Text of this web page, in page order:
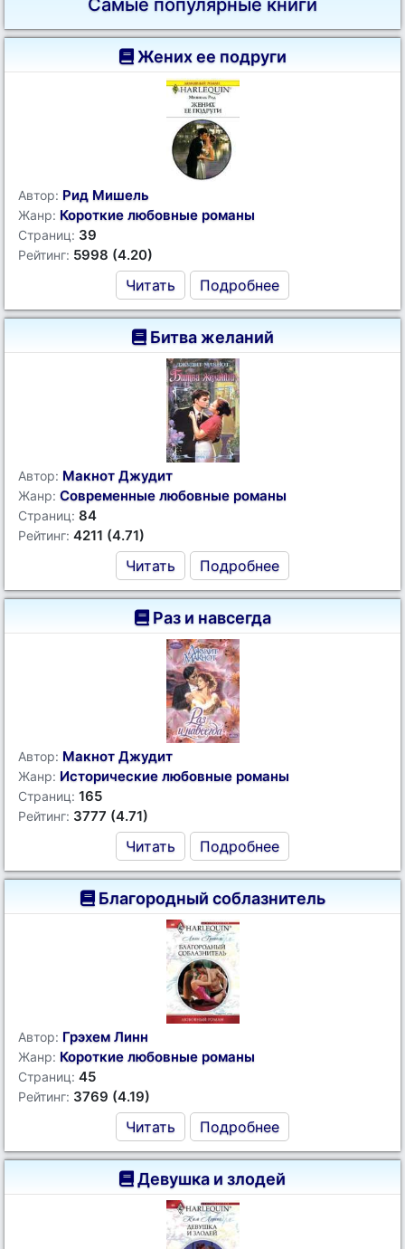
Самые популярные книги
Жених ее подруги
Автор: Рид Мишель
Жанр: Короткие любовные романы
Страниц: 39
Рейтинг: 5998 (4.20)
Читать Подробнее
Битва желаний
Автор: Макнот Джудит
Жанр: Современные любовные романы
Страниц: 84
Рейтинг: 4211 (4.71)
Читать Подробнее
Раз и навсегда
Автор: Макнот Джудит
Жанр: Исторические любовные романы
Страниц: 165
Рейтинг: 3777 (4.71)
Читать Подробнее
Благородный соблазнитель
Автор: Грэхем Линн
Жанр: Короткие любовные романы
Страниц: 45
Рейтинг: 3769 (4.19)
Читать Подробнее
Девушка и злодей